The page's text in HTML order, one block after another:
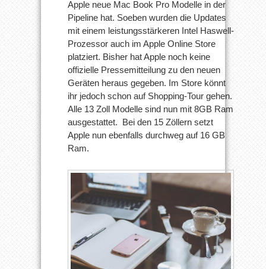
Apple neue Mac Book Pro Modelle in der
Pipeline hat. Soeben wurden die Updates
mit einem leistungsstärkeren Intel Haswell-
Prozessor auch im Apple Online Store
platziert. Bisher hat Apple noch keine
offizielle Pressemitteilung zu den neuen
Geräten heraus gegeben. Im Store könnt
ihr jedoch schon auf Shopping-Tour gehen.
Alle 13 Zoll Modelle sind nun mit 8GB Ram
ausgestattet. Bei den 15 Zöllern setzt
Apple nun ebenfalls durchweg auf 16 GB
Ram.